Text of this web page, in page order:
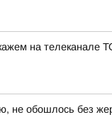
на телеканале
не обошлось без